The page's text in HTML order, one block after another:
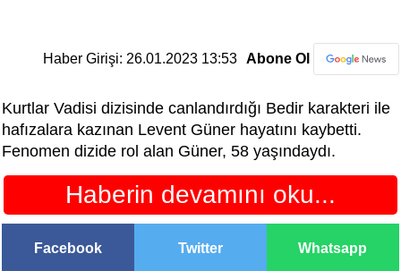
Haber Girişi: 26.01.2023 13:53 Abone Ol
Kurtlar Vadisi dizisinde canlandırdığı Bedir karakteri ile
hafızalara kazınan Levent Güner hayatını kaybetti.
Fenomen dizide rol alan Güner, 58 yaşındaydı.
Haberin devamını oku...
Facebook Twitter Whatsapp